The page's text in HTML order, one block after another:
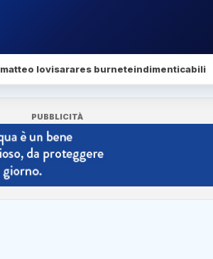
matteo lovisarares burneteindimenticabili
PUBBLICITÀ